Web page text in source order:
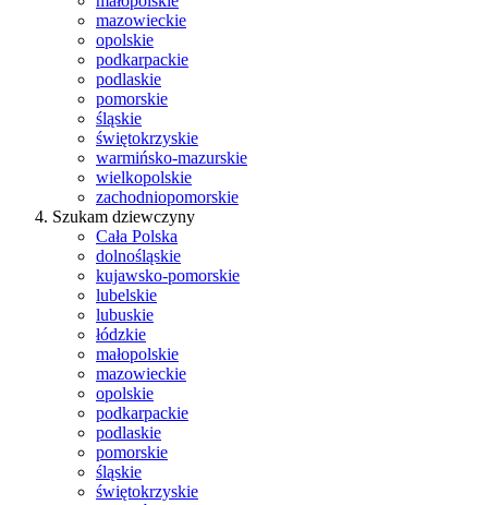
mazowieckie
opolskie
podkarpackie
podlaskie
pomorskie
śląskie
świętokrzyskie
warmińsko-mazurskie
wielkopolskie
zachodniopomorskie
Szukam dziewczyny
Cała Polska
dolnośląskie
kujawsko-pomorskie
lubelskie
lubuskie
łódzkie
małopolskie
mazowieckie
opolskie
podkarpackie
podlaskie
pomorskie
śląskie
świętokrzyskie